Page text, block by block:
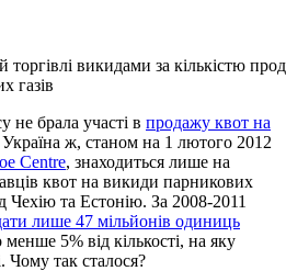
торгівлі викидами за кількістю
газів
не брала участі в продажу квот на
Україна ж, станом на 1 лютого 2012
Centre, знаходиться лише на
квот на викиди парникових
Чехію та Естонію. За 2008-2011
лише 47 мільйонів одиниць
менше 5% від кількості, на яку
Чому так сталося?